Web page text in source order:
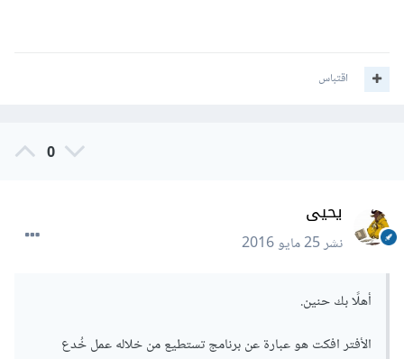
اقتباس
0
يحيى
نشر25 مايو 2016
أهلًا بك حنين.
الأفتر افكت هو عبارة عن برنامج تستطيع من خلاله عمل خُدع